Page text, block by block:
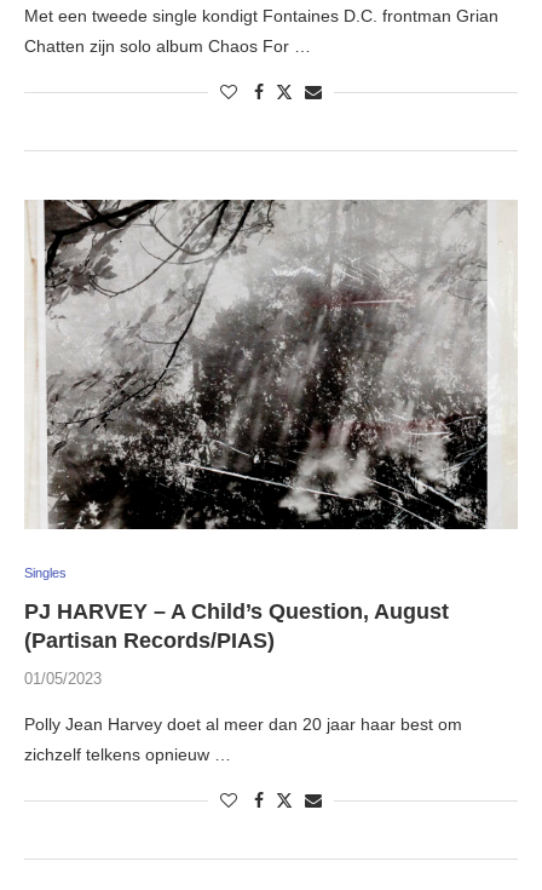
Met een tweede single kondigt Fontaines D.C. frontman Grian
Chatten zijn solo album Chaos For …
Singles
PJ HARVEY – A Child’s Question, August
(Partisan Records/PIAS)
01/05/2023
Polly Jean Harvey doet al meer dan 20 jaar haar best om
zichzelf telkens opnieuw …